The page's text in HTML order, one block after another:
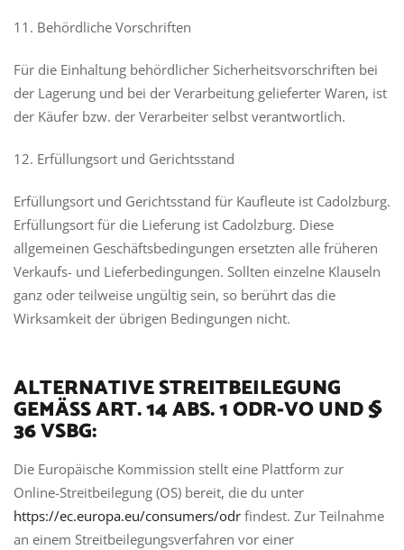
11. Behördliche Vorschriften
Für die Einhaltung behördlicher Sicherheitsvorschriften bei
der Lagerung und bei der Verarbeitung gelieferter Waren, ist
der Käufer bzw. der Verarbeiter selbst verantwortlich.
12. Erfüllungsort und Gerichtsstand
Erfüllungsort und Gerichtsstand für Kaufleute ist Cadolzburg.
Erfüllungsort für die Lieferung ist Cadolzburg. Diese
allgemeinen Geschäftsbedingungen ersetzten alle früheren
Verkaufs- und Lieferbedingungen. Sollten einzelne Klauseln
ganz oder teilweise ungültig sein, so berührt das die
Wirksamkeit der übrigen Bedingungen nicht.
ALTERNATIVE STREITBEILEGUNG
GEMÄSS ART. 14 ABS. 1 ODR-VO UND § 3
6 VSBG:
Die Europäische Kommission stellt eine Plattform zur
Online-Streitbeilegung (OS) bereit, die du unter
https://ec.europa.eu/consumers/odr findest. Zur Teilnahme
an einem Streitbeilegungsverfahren vor einer